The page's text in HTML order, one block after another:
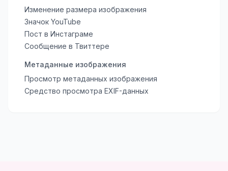
Изменение размера изображения
Значок YouTube
Пост в Инстаграме
Сообщение в Твиттере
Метаданные изображения
Просмотр метаданных изображения
Средство просмотра EXIF-данных